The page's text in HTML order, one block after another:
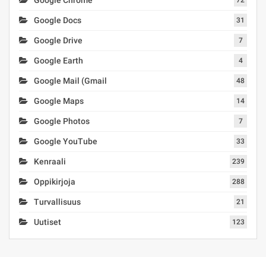
Google Docs 31
Google Drive 7
Google Earth 4
Google Mail (Gmail 48
Google Maps 14
Google Photos 7
Google YouTube 33
Kenraali 239
Oppikirjoja 288
Turvallisuus 21
Uutiset 123